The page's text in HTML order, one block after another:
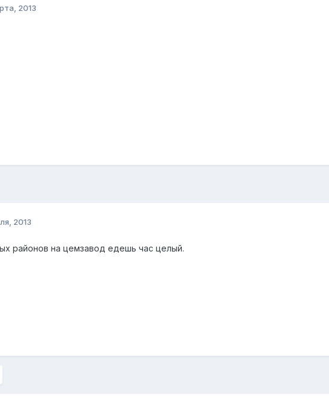
2013
2013
районов на цемзавод едешь час целый.